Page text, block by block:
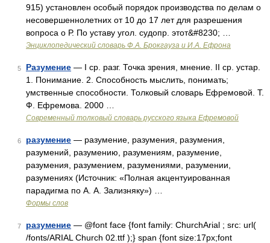
915) установлен особый порядок производства по делам о
несовершеннолетних от 10 до 17 лет для разрешения
вопроса о Р. По уставу угол. судопр. этот&#8230; …
Энциклопедический словарь Ф.А. Брокгауза и И.А. Ефрона
5 Разумение — I ср. разг. Точка зрения, мнение. II ср. устар.
1. Понимание. 2. Способность мыслить, понимать;
умственные способности. Толковый словарь Ефремовой. Т.
Ф. Ефремова. 2000 …
Современный толковый словарь русского языка Ефремовой
6 разумение — разумение, разумения, разумения,
разумений, разумению, разумениям, разумение,
разумения, разумением, разумениями, разумении,
разумениях (Источник: «Полная акцентуированная
парадигма по А. А. Зализняку») …
Формы слов
7 разумение — @font face {font family: ChurchArial ; src: url(
/fonts/ARIAL Church 02.ttf );} span {font size:17px;font